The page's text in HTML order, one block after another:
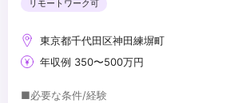
リモートワーク可
東京都千代田区神田練塀町
年収例 350〜500万円
■必要な条件/経験